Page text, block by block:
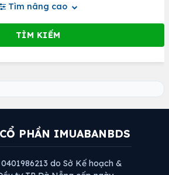
Tìm nâng cao
PHẦN IMUABANBDS
0401986213 do Sở Kế hoạch &